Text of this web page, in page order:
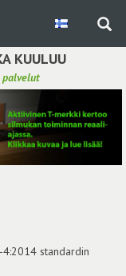
KUULUU
standardin